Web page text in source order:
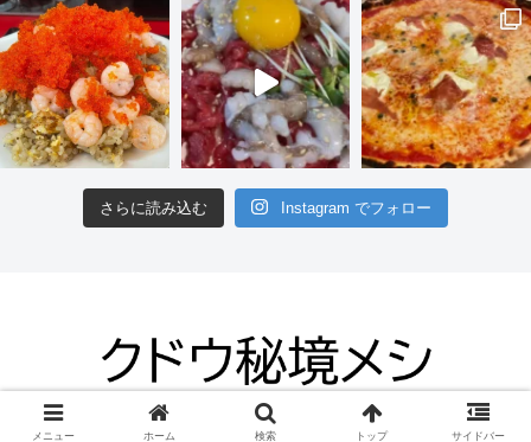
さらに読み込む Instagram でフォロー
© 2012 クドウ秘境メシ.
メニュー ホーム 検索 トップ サイドバー